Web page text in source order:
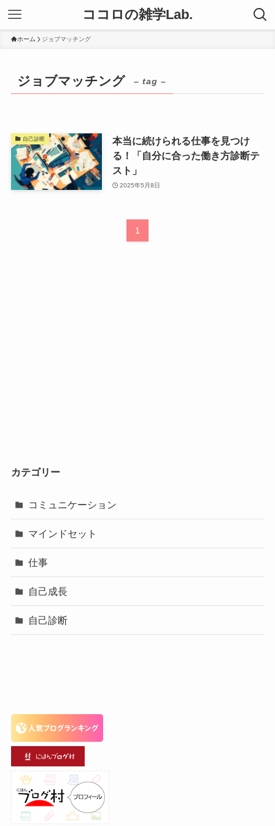
ココロの雑学Lab.
ホーム ジョブマッチング
ジョブマッチング – tag –
自己診断
本当に続けられる仕事を見つけ
る！「自分に合った働き方診断テ
スト」
2025年5月8日
1
カテゴリー
コミュニケーション
マインドセット
仕事
自己成長
自己診断